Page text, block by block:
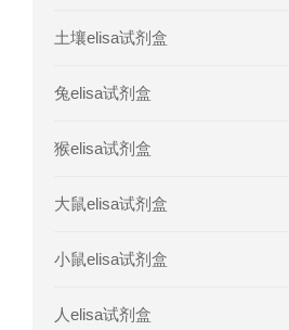
土壤elisa试剂盒
兔elisa试剂盒
猴elisa试剂盒
大鼠elisa试剂盒
小鼠elisa试剂盒
人elisa试剂盒